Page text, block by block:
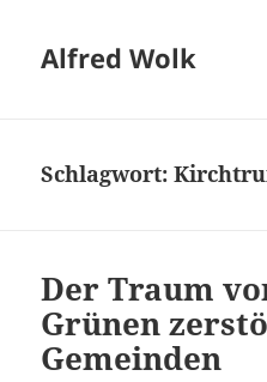
Alfred Wolk
Schlagwort:
Der Traum
Grünen
Gemeinden